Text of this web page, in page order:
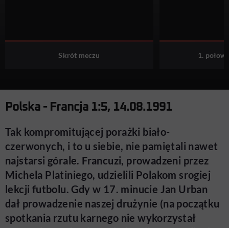
Skrót meczu 1.
Polska - Francja 1:5, 14.08.1991
Tak kompromitującej porażki biało-
czerwonych, i to u siebie, nie pamiętali nawet
najstarsi górale. Francuzi, prowadzeni przez
Michela Platiniego, udzielili Polakom srogiej
lekcji futbolu. Gdy w 17. minucie Jan Urban
dał prowadzenie naszej drużynie (na początku
spotkania rzutu karnego nie wykorzystał